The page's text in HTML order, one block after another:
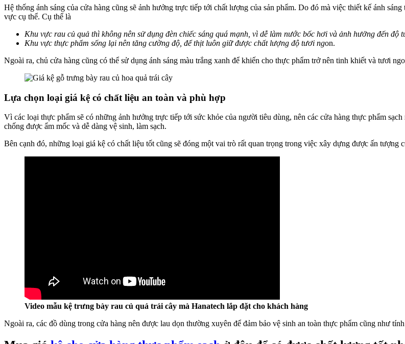
Hệ thống ánh sáng của cửa hàng cũng sẽ ảnh hưởng trực tiếp tới chất lượng của sản phẩm. Do đó mà việc thiết kế ánh
vực cụ thể. Cụ thể là
Khu vực rau củ quả thì không nên sử dụng đèn chiếc sáng quá mạnh, vì dễ làm nước bốc hơi và ảnh hưởng đến độ
Khu vực thực phẩm sống lại nên tăng cường độ, để thịt luôn giữ được chất lượng độ tươi ngon.
Ngoài ra, chủ cửa hàng cũng có thể sử dụng ánh sáng màu trắng xanh để khiến cho thực phẩm trở nên tinh khiết và tươi
Lựa chọn loại giá kệ có chất liệu an toàn và phù hợp
Vì các loại thực phẩm sẽ có những ảnh hưởng trực tiếp tới sức khỏe của người tiêu dùng, nên các cửa hàng thực phẩm
chống được ẩm mốc và dễ dàng vệ sinh, làm sạch.
Bên cạnh đó, những loại giá kệ có chất liệu tốt cũng sẽ đóng một vai trò rất quan trọng trong việc xây dựng được ấn tượng
Video mẫu kệ trưng bày rau củ quả trái cây mà Hanatech lắp đặt cho khách hàng
Ngoài ra, các đồ dùng trong cửa hàng nên được lau dọn thường xuyên để đảm bảo vệ sinh an toàn thực phẩm cũng như